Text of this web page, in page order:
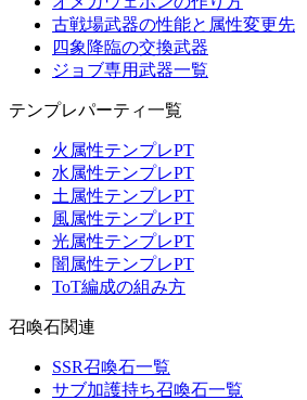
古戦場武器の性能と属性変更先
四象降臨の交換武器
ジョブ専用武器一覧
テンプレパーティ一覧
火属性テンプレPT
水属性テンプレPT
土属性テンプレPT
風属性テンプレPT
光属性テンプレPT
闇属性テンプレPT
ToT編成の組み方
召喚石関連
SSR召喚石一覧
サブ加護持ち召喚石一覧